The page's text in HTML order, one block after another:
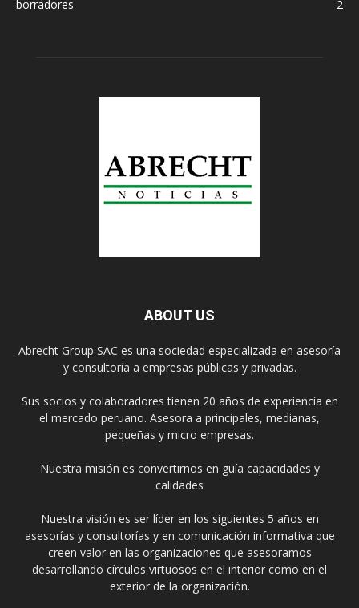
borradores
2
ABOUT US
Abrecht Group SAC es una sociedad especializada en asesoría
y consultoría a empresas públicas y privadas.
Sus socios y colaboradores tienen 20 años de experiencia en
el mercado peruano. Asesora a principales, medianas,
pequeñas y micro empresas.
Nuestra misión es convertirnos en guía capacidades y
calidades
Nuestra visión es ser líder en los siguientes 5 años en
asesorías y consultorías y en comunicación informativa que
creen valor en las organizaciones que asesoramos
desarrollando círculos virtuosos en el interior como en el
exterior de la organización.